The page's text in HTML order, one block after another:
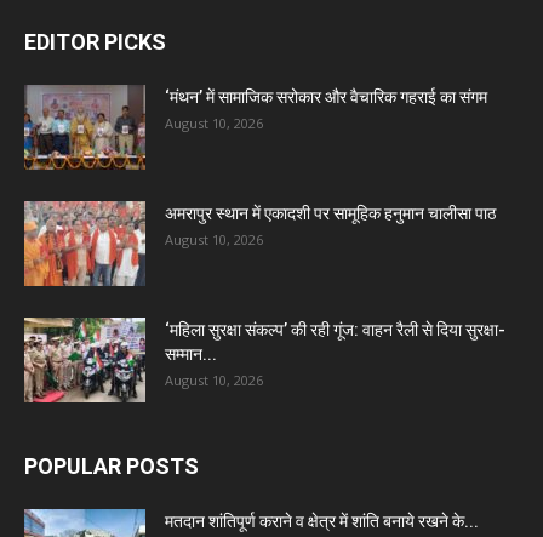
EDITOR PICKS
‘मंथन’ में सामाजिक सरोकार और वैचारिक गहराई का संगम
August 10, 2026
अमरापुर स्थान में एकादशी पर सामूहिक हनुमान चालीसा पाठ
August 10, 2026
‘महिला सुरक्षा संकल्प’ की रही गूंज: वाहन रैली से दिया सुरक्षा-
सम्मान...
August 10, 2026
POPULAR POSTS
मतदान शांतिपूर्ण कराने व क्षेत्र में शांति बनाये रखने के...